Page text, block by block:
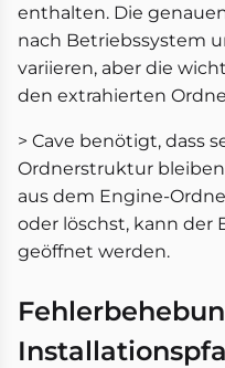
enthalten. Die
nach Betriebssystem
variieren, aber die
den extrahierten
> Cave benötigt, dass
Ordnerstruktur
aus dem Engine-
oder löschst, kann der
geöffnet werden.